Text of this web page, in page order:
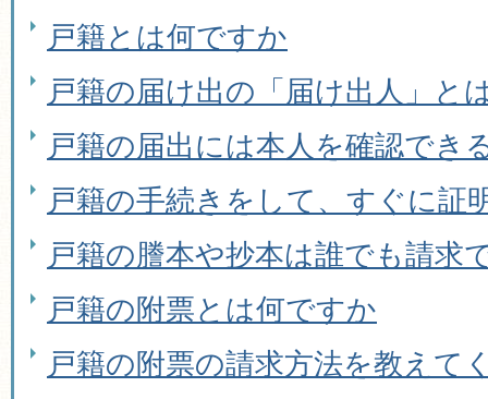
戸籍とは何ですか
戸籍の届け出の「届け出人」と
戸籍の届出には本人を確認でき
戸籍の手続きをして、すぐに証
戸籍の謄本や抄本は誰でも請求
戸籍の附票とは何ですか
戸籍の附票の請求方法を教えて